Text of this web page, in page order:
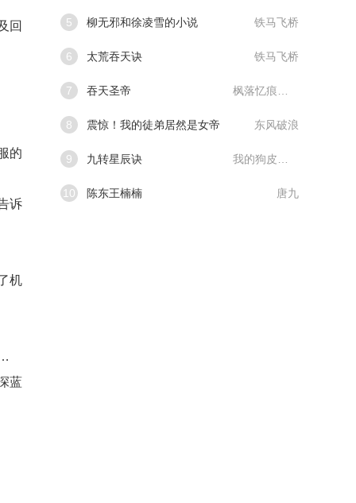
回
的
诉
机
蓝
5 柳无邪和徐凌雪的小说 铁马飞桥
6 太荒吞天诀 铁马飞桥
7 吞天圣帝
8 震惊！我的徒弟居然是女帝 东风破浪
9 九转星辰诀
10 陈东王楠楠 唐九